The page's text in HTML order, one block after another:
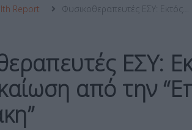
Report Φυσικοθεραπευτές ΕΣΥ: Εκτός…
ΕΣΥ:
από την